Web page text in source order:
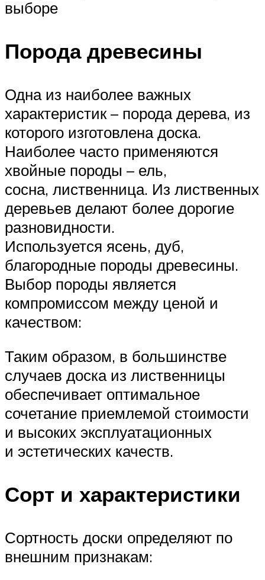
выборе
Порода древесины
Одна из наиболее важных
характеристик – порода дерева, из
которого изготовлена доска.
Наиболее часто применяются
хвойные породы – ель,
сосна, лиственница. Из лиственных
деревьев делают более дорогие
разновидности.
Используется ясень, дуб,
благородные породы древесины.
Выбор породы является
компромиссом между ценой и
качеством:
Таким образом, в большинстве
случаев доска из лиственницы
обеспечивает оптимальное
сочетание приемлемой стоимости
и высоких эксплуатационных
и эстетических качеств.
Сорт и характеристики
Сортность доски определяют по
внешним признакам: